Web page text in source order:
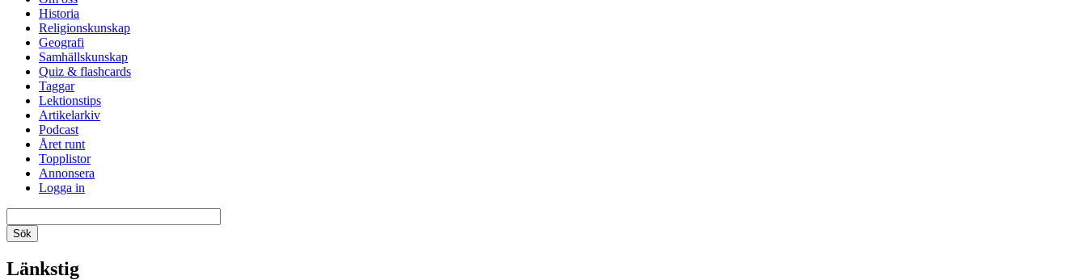
Historia
Religionskunskap
Geografi
Samhällskunskap
Quiz & flashcards
Taggar
Lektionstips
Artikelarkiv
Podcast
Året runt
Topplistor
Annonsera
Logga in
Länkstig